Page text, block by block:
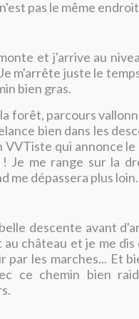
pas le même
et j'arrive au
m'arrête juste le
bien gras.
forêt, parcours
bien dans les
VVTiste qui annonce
Je me range sur la
me dépassera plus loin.
descente avant
château et je me
par les marches... Et
ce chemin bien